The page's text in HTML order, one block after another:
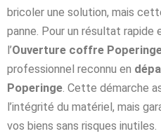
bricoler une solution, mais
panne. Pour un résultat
l’Ouverture coffre
professionnel reconnu en
Poperinge. Cette démarche
l’intégrité du matériel, mais
vos biens sans risques inutiles.